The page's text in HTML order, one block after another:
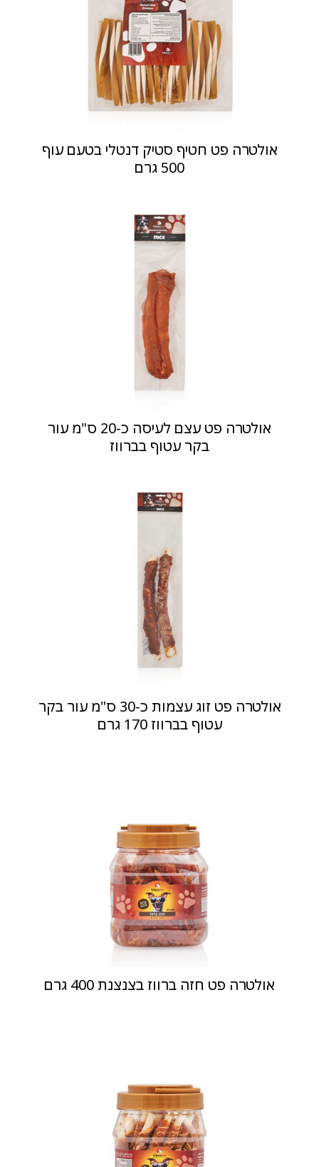
אולטרה פט חטיף סטיק דנטלי בטעם עוף
500 גרם
אולטרה פט עצם לעיסה כ-20 ס"מ עור
בקר עטוף בברווז
אולטרה פט זוג עצמות כ-30 ס"מ עור בקר
עטוף בברווז 170 גרם
אולטרה פט חזה ברווז בצנצנת 400 גרם